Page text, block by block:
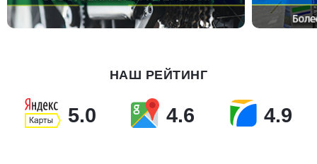
НАШ РЕЙТИНГ
5.0 4.6 4.9